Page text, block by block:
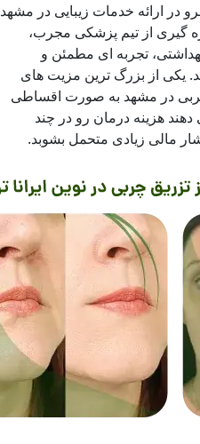
در ارائه خدمات زیبایی در مشهد
گیری از تیم پزشکی مجرب،
تجربه ای مطمئن و
یکی از بزرگ ترین مزیت های
چربی در مشهد به صورت اقساطی
هزینه درمان رو در چند
مالی زیادی متحمل بشوبد.